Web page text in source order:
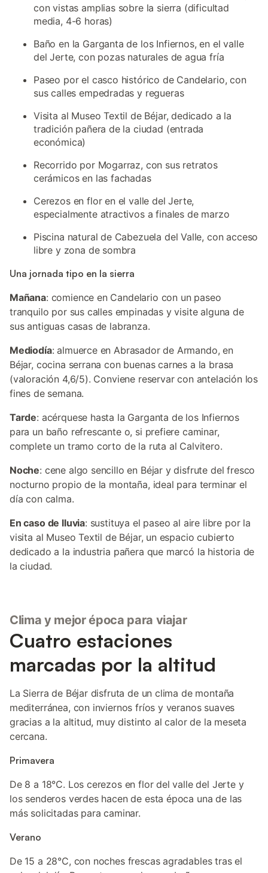
con vistas amplias sobre la sierra (dificultad
media, 4-6 horas)
Baño en la Garganta de los Infiernos, en el valle
del Jerte, con pozas naturales de agua fría
Paseo por el casco histórico de Candelario, con
sus calles empedradas y regueras
Visita al Museo Textil de Béjar, dedicado a la
tradición pañera de la ciudad (entrada
económica)
Recorrido por Mogarraz, con sus retratos
cerámicos en las fachadas
Cerezos en flor en el valle del Jerte,
especialmente atractivos a finales de marzo
Piscina natural de Cabezuela del Valle, con acceso
libre y zona de sombra
Una jornada tipo en la sierra
Mañana: comience en Candelario con un paseo
tranquilo por sus calles empinadas y visite alguna de
sus antiguas casas de labranza.
Mediodía: almuerce en Abrasador de Armando, en
Béjar, cocina serrana con buenas carnes a la brasa
(valoración 4,6/5). Conviene reservar con antelación los
fines de semana.
Tarde: acérquese hasta la Garganta de los Infiernos
para un baño refrescante o, si prefiere caminar,
complete un tramo corto de la ruta al Calvitero.
Noche: cene algo sencillo en Béjar y disfrute del fresco
nocturno propio de la montaña, ideal para terminar el
día con calma.
En caso de lluvia: sustituya el paseo al aire libre por la
visita al Museo Textil de Béjar, un espacio cubierto
dedicado a la industria pañera que marcó la historia de
la ciudad.
Clima y mejor época para viajar
Cuatro estaciones
marcadas por la altitud
La Sierra de Béjar disfruta de un clima de montaña
mediterránea, con inviernos fríos y veranos suaves
gracias a la altitud, muy distinto al calor de la meseta
cercana.
Primavera
De 8 a 18°C. Los cerezos en flor del valle del Jerte y
los senderos verdes hacen de esta época una de las
más solicitadas para caminar.
Verano
De 15 a 28°C, con noches frescas agradables tras el